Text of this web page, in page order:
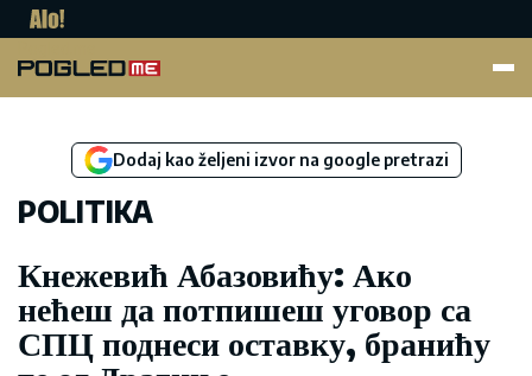
Dodaj kao željeni izvor na google pretrazi
POLITIKA
Кнежевић Абазовићу: Ако
нећеш да потпишеш уговор са
СПЦ поднеси оставку, бранићу